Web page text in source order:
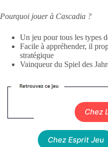
Pourquoi jouer à Cascadia ?
Un jeu pour tous les types
Facile à appréhender, il
stratégique
Vainqueur du Spiel des
Chez
Chez Esprit Jeu